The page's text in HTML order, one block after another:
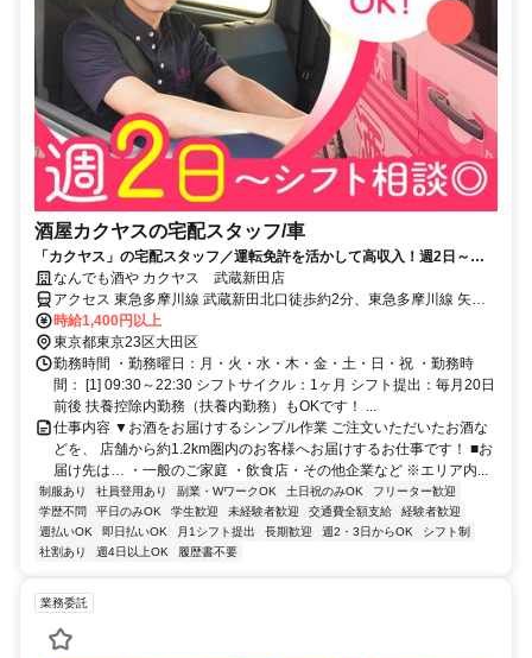
酒屋カクヤスの宅配スタッフ/車
「カクヤス」の宅配スタッフ／運転免許を活かして高収入！週2日～、
シフト自由◎
なんでも酒や カクヤス 武蔵新田店
アクセス 東急多摩川線 武蔵新田北口徒歩約2分、東急多摩川線 矢口
渡北口徒歩約10分、東急池上線 千鳥町出入口2徒歩約9分 ※マイカー
（車・バイク）通勤不可
時給1,400円以上
東京都東京23区大田区
勤務時間 ・勤務曜日：月・火・水・木・金・土・日・祝 ・勤務時
間： [1] 09:30～22:30 シフトサイクル：1ヶ月 シフト提出：毎月20日
前後 扶養控除内勤務（扶養内勤務）もOKです！ ...
仕事内容 ▼お酒をお届けするシンプル作業 ご注文いただいたお酒な
どを、 店舗から約1.2km圏内のお客様へお届けするお仕事です！ ■お
届け先は… ・一般のご家庭 ・飲食店・その他企業など ※エリア内...
制服あり 社員登用あり 副業・WワークOK 土日祝のみOK
フリーター歓迎
学歴不問
平日のみOK 学生歓迎 未経験者歓迎 交通費全額支給
経験者歓迎
週払いOK
即日払いOK 月1シフト提出 長期歓迎 週2・3日からOK
シフト制
社割あり
週4日以上OK 履歴書不要
業務委託